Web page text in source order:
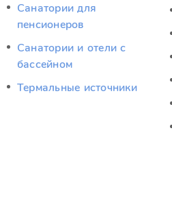
Санатории для
пенсионеров
Санатории и отели с
бассейном
Термальные источники